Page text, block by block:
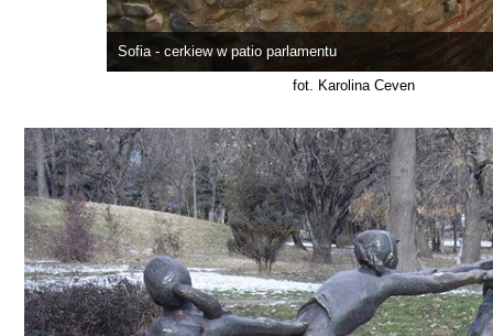
Sofia - cerkiew w patio parlamentu
fot. Karolina Ceven